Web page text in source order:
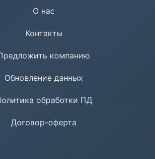
О нас
Контакты
компанию
Обновление данных
обработки ПД
Договор-оферта